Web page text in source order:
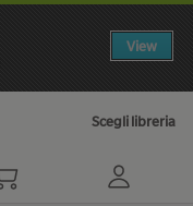
View
Scegli libreria